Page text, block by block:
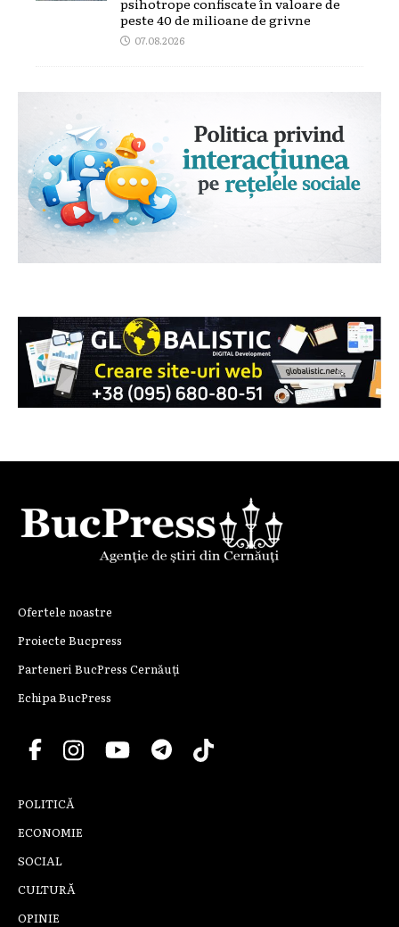
peste 40 de milioane de grivne
07.08.2026
Ofertele noastre
Proiecte Bucpress
Parteneri BucPress Cernăuți
Echipa BucPress
POLITICĂ
ECONOMIE
SOCIAL
CULTURĂ
OPINIE